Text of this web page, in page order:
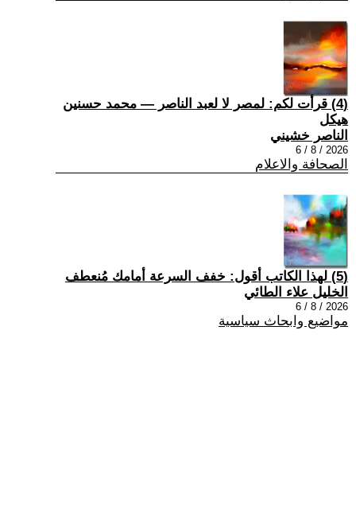
(4) قرأت لكم: لمصر لا لعبد الناصر — محمد حسنين
هيكل
الناصر خشيني
2026 / 8 / 6
الصحافة والاعلام
(5) لهذا الكاتب أقول: خفف السرعة أمامك مُنعطف
الخليل علاء الطائي
2026 / 8 / 6
مواضيع وابحاث سياسية